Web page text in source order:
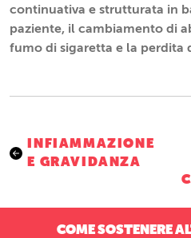
continuativa e strutturata in
paziente, il cambiamento di
fumo di sigaretta e la perdita
Navigazione
articoli
INFIAMMAZIONE
E GRAVIDANZA
COME SOSTENERE